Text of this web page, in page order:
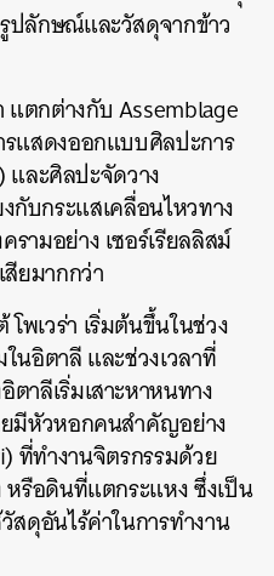
ลักษณ์และวัสดุจากข้าว
แตกต่างกับ Assemblage
แสดงออกแบบศิลปะการ
และศิลปะจัดวาง
กับกระแสเคลื่อนไหวทาง
ามอย่าง เซอร์เรียลลิสม์
ยมากกว่า
โพเวร่า เริ่มต้นขึ้นในช่วง
นอิตาลี และช่วงเวลาที่
าลีเริ่มเสาะหาหนทาง
ยมีหัวหอกคนสำคัญอย่าง
ที่ทำงานจิตรกรรมด้วย
หรือดินที่แตกระแหง ซึ่งเป็น
สดุอันไร้ค่าในการทำงาน